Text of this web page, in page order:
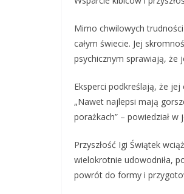
Mimo chwilowych
całym świecie. Jej
psychicznym sprawiają, że
Eksperci podkreślają, że
„Nawet najlepsi mają
porażkach” – powiedział
Przyszłość Igi Świątek
wielokrotnie udowodniła,
powrót do formy i